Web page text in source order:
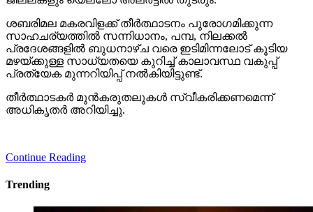
ശബരിമല മകരവിളക്ക് തീര്‍ത്ഥാടനം പുരോഗമിക്കുന്ന
സാഹചര്യത്തില്‍ സന്നിധാനം, പമ്പ, നിലക്കല്‍
പ്രദേശങ്ങളില്‍ ബുധനാഴ്ച വരെ ഇടിമിന്നലോട് കൂടിയ
മഴയ്ക്കുള്ള സാധ്യതയെ കുറിച്ച് കാലാവസ്ഥ വകുപ്പ്
പ്രത്യേക മുന്നറിയിപ്പ് നല്‍കിയിട്ടുണ്ട്.
തീര്‍ത്ഥാടകര്‍ മുന്‍കരുതലുകള്‍ സ്വീകരിക്കണമെന്ന്
അധികൃതര്‍ അറിയിച്ചു.
Continue Reading
Trending